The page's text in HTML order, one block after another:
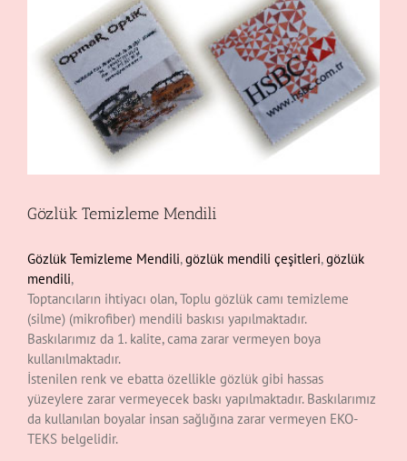
Gözlük Temizleme Mendili
Gözlük Temizleme Mendili,gözlük mendili çeşitleri,gözlük
mendili,
Toptancıların ihtiyacı olan, Toplu gözlük camı temizleme
(silme) (mikrofiber) mendili baskısı yapılmaktadır.
Baskılarımız da 1. kalite, cama zarar vermeyen boya
kullanılmaktadır.
İstenilen renk ve ebatta özellikle gözlük gibi hassas
yüzeylere zarar vermeyecek baskı yapılmaktadır. Baskılarımız
da kullanılan boyalar insan sağlığına zarar vermeyen EKO-
TEKS belgelidir.